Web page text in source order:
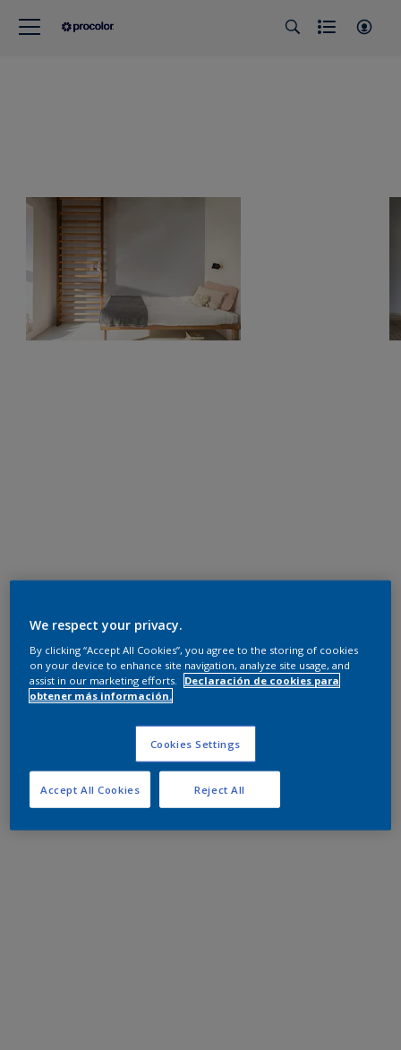
We respect your privacy.
By clicking “Accept All Cookies”, you agree to the storing of cookies
on your device to enhance site navigation, analyze site usage, and
assist in our marketing efforts.
Declaración de cookies para
obtener más información.
Cookies Settings
Reject All
Accept All Cookies